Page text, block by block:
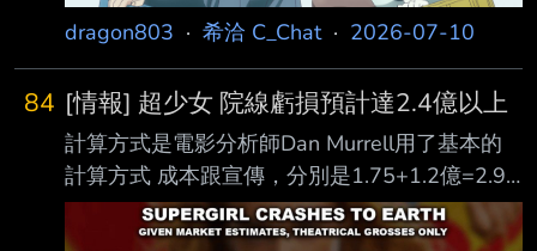
後
dragon803 · 希洽 C_Chat· 2026-07-10
84 [情報] 超少女 院線虧損預計達2.4億以上
計算方式是電影分析師Dan Murrell用了基本的
計算方式 成本跟宣傳，分別是1.75+1.2億=2.95
億 https://i.mopix.cc/yuFA12.jpg
https://x.com/ultrabiasedfan/status/207461690